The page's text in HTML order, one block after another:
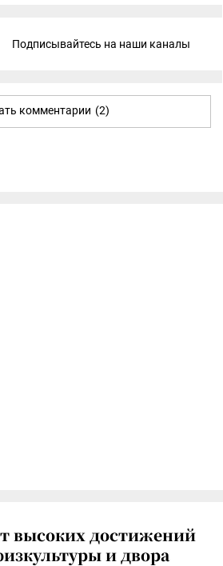
Подписывайтесь на наши каналы
комментарии (2)
высоких достижений
и двора